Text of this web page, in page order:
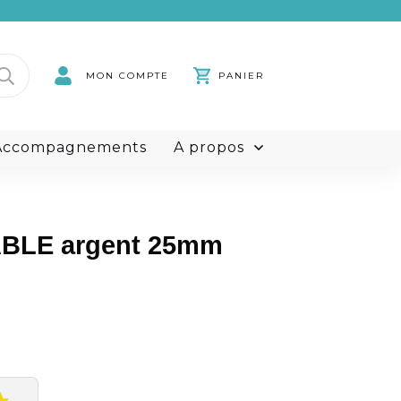
MON COMPTE PANIER
À propos
argent 25mm